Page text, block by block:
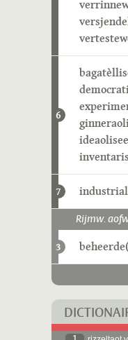
6
7
Rijmw.
3